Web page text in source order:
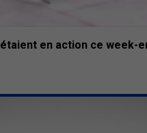
en action ce week-